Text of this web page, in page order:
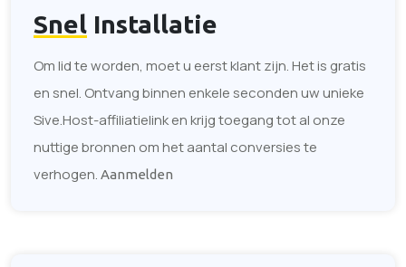
Snel Installatie
Om lid te worden, moet u eerst klant zijn. Het is gratis
en snel. Ontvang binnen enkele seconden uw unieke
Sive.Host-affiliatielink en krijg toegang tot al onze
nuttige bronnen om het aantal conversies te
verhogen. Aanmelden